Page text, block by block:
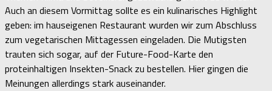
Auch an diesem Vormittag sollte es ein kulinarisches Highlight
geben: im hauseigenen Restaurant wurden wir zum Abschluss
zum vegetarischen Mittagessen eingeladen. Die Mutigsten
trauten sich sogar, auf der Future-Food-Karte den
proteinhaltigen Insekten-Snack zu bestellen. Hier gingen die
Meinungen allerdings stark auseinander.